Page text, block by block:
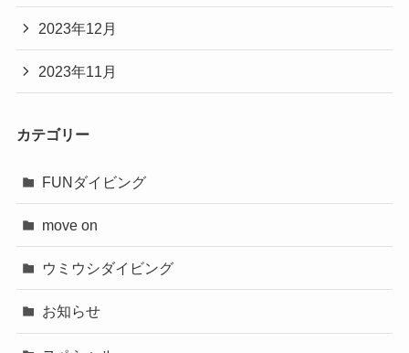
2023年12月
2023年11月
カテゴリー
FUNダイビング
move on
ウミウシダイビング
お知らせ